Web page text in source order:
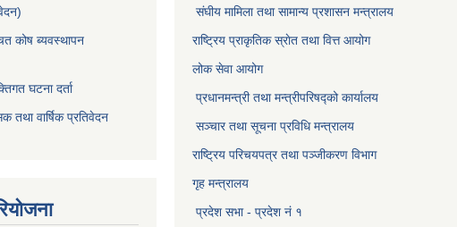
कोष ब्यवस्थापन
घटना दर्ता
तथा वार्षिक प्रतिवेदन
संघीय मामिला तथा सामान्य प्रशासन मन्त्रालय
राष्ट्रिय प्राकृतिक स्राेत तथा वित्त आयोग
लोक सेवा आयोग
प्रधानमन्त्री तथा मन्त्रीपरिषद्को कार्यालय
सञ्‍चार तथा सूचना प्रविधि मन्त्रालय
राष्ट्रिय परिचयपत्र तथा पञ्जीकरण विभाग​
गृह मन्त्रालय
प्रदेश सभा - प्रदेश नं १